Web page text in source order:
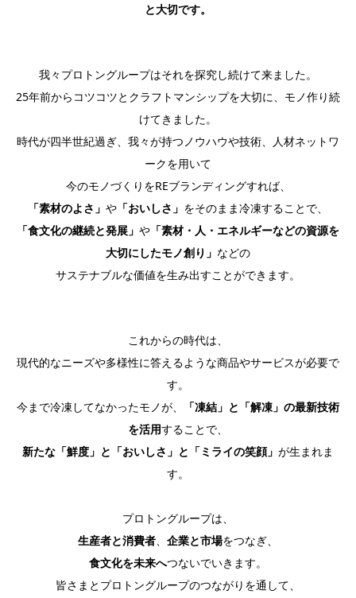
と大切です。​
我々プロトングループはそれを探究し続けて来ました。​
25年前からコツコツとクラフトマンシップを大切に、モノ作り続
けてきました。​
時代が四半世紀過ぎ、我々が持つノウハウや技術、人材ネットワ
ークを用いて​
今のモノづくりをREブランディングすれば、​
「素材のよさ」 や 「おいしさ」 をそのまま冷凍することで、​
「食文化の継続と発展」 や 「素材・人・エネルギーなどの資源を
大切にしたモノ創り」 などの​
サステナブルな価値を生み出すことができます。​
これからの時代は、​
現代的なニーズや多様性に答えるような商品やサービスが必要で
す。​
今まで冷凍してなかったモノが、
「凍結」と「解凍」の最新技術
を活用することで、​
新たな「鮮度」と「おいしさ」と「ミライの笑顔」 が生まれま
す。​
プロトングループは、​
生産者と消費者、 企業と市場をつなぎ、​
食文化を未来へつないでいきます。​
皆さまとプロトングループのつながりを通して、​